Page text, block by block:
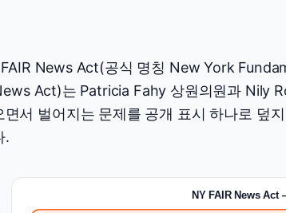
News Act(공식 명칭 New York
Act)는 Patricia Fahy 상원의원과 Nily
면서 벌어지는 문제를 공개 표시 하나로 덮
.
NY FAIR News Act